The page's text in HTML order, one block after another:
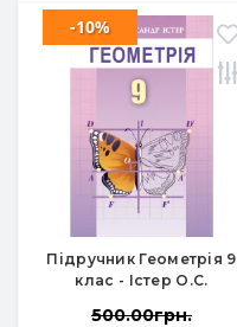
Підручник Геометрія 9
клас - Істер О.С.
-10%
500.00грн.